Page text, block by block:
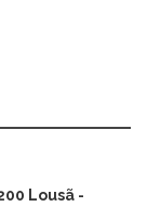
Lousã -